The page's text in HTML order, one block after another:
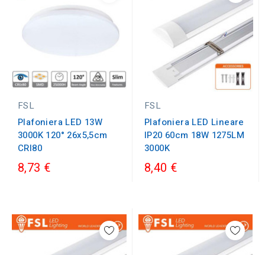
FSL
Plafoniera LED 13W
3000K 120° 26x5,5cm
CRI80
8,73 €
FSL
Plafoniera LED Lineare
IP20 60cm 18W 1275LM
3000K
8,40 €